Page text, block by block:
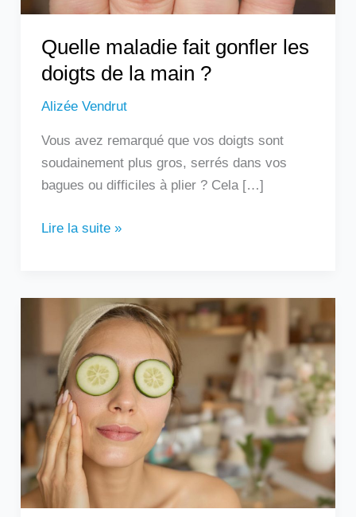
Quelle maladie fait gonfler les
doigts de la main ?
Alizée Vendrut
Vous avez remarqué que vos doigts sont
soudainement plus gros, serrés dans vos
bagues ou difficiles à plier ? Cela […]
?
Lire la suite »
remèdes
de
grand-
mère
pour
les
poches
sous
les